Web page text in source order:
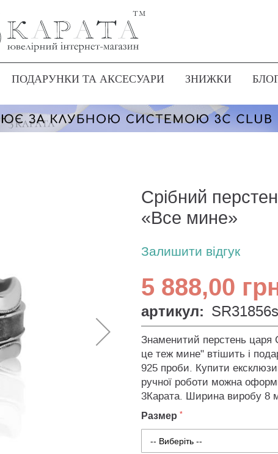
ПОДАРУНКИ ТА АКСЕСУАРИ ЗНИЖКИ
Срібний
«Все мине»
Залишити відгук
5 888,00
артикул:
Знаменитий перстень
це теж мине" втішить і
925 проби. Купити
ручної роботи можна
3Карата. Ширина виробу 8
Размер